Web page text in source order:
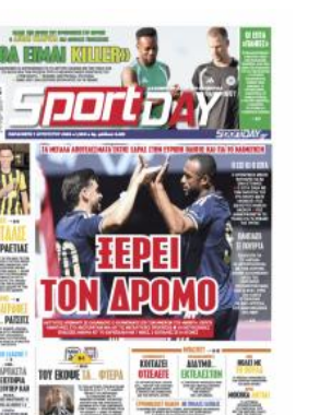
ADVERTISEMENT
Pinterest
WhatsApp
LinkedIn
Telegram